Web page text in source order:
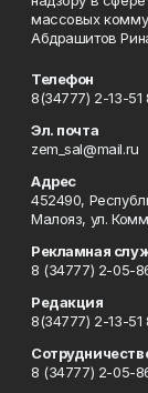
массовых
Абдрашитов
Телефон
8(34777) 2-13-
Эл. почта
zem_sal@mail.ru
Адрес
452490,
Малояз, ул.
Рекламная
8 (34777) 2-05-
Редакция
8(34777) 2-13-
8 (34777) 2-05-